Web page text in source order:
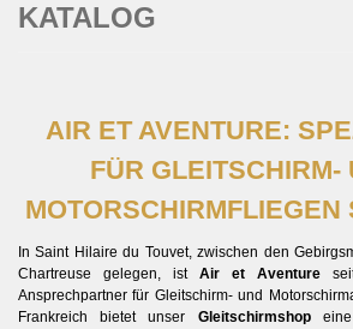
KATALOG
AIR ET AVENTURE:
FÜR GLEITSCHIRM-
MOTORSCHIRMFLIEGEN
In Saint Hilaire du Touvet, zwischen den
Chartreuse gelegen, ist Air et Aventure
Ansprechpartner für Gleitschirm- und
Frankreich bietet unser Gleitschirmshopeine